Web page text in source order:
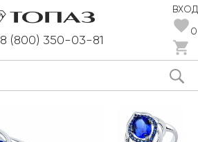
8 (800) 350-03-81
ВХОД
0